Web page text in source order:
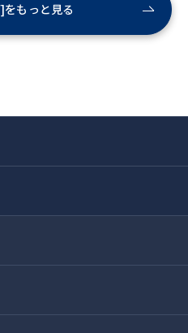
もっと見る